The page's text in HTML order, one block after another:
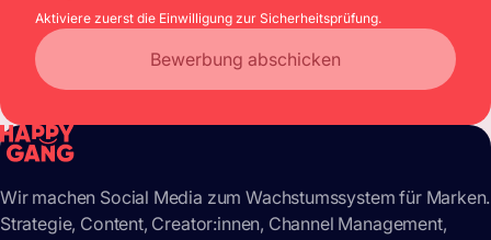
Aktiviere zuerst die Einwilligung zur Sicherheitsprüfung.
Bewerbung abschicken
Wir machen Social Media zum Wachstumssystem für Marken.
Strategie, Content, Creator:innen, Channel Management,